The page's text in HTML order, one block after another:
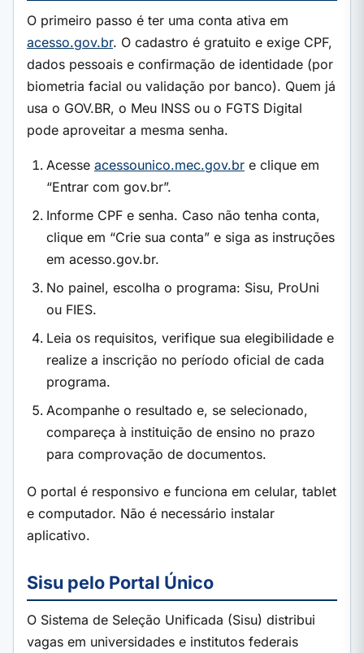
O primeiro passo é ter uma conta ativa em
acesso.gov.br. O cadastro é gratuito e exige CPF,
dados pessoais e confirmação de identidade (por
biometria facial ou validação por banco). Quem já
usa o GOV.BR, o Meu INSS ou o FGTS Digital
pode aproveitar a mesma senha.
Acesse acessounico.mec.gov.br e clique em
“Entrar com gov.br”.
Informe CPF e senha. Caso não tenha conta,
clique em “Crie sua conta” e siga as instruções
em acesso.gov.br.
No painel, escolha o programa: Sisu, ProUni
ou FIES.
Leia os requisitos, verifique sua elegibilidade e
realize a inscrição no período oficial de cada
programa.
Acompanhe o resultado e, se selecionado,
compareça à instituição de ensino no prazo
para comprovação de documentos.
O portal é responsivo e funciona em celular, tablet
e computador. Não é necessário instalar
aplicativo.
Sisu pelo Portal Único
O Sistema de Seleção Unificada (Sisu) distribui
vagas em universidades e institutos federais